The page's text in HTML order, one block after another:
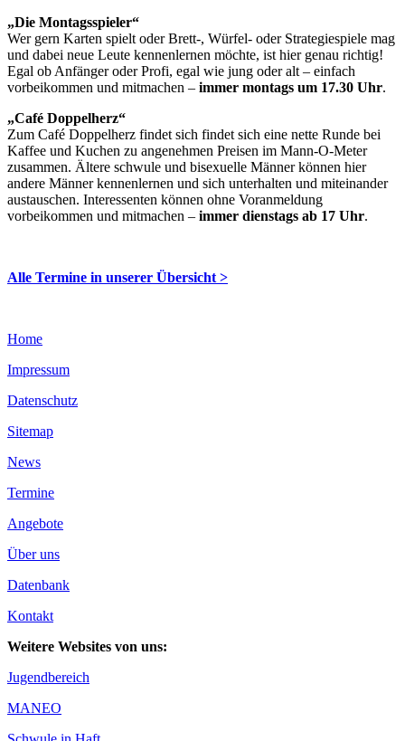
„Die Montagsspieler“
Wer gern Karten spielt oder Brett-, Würfel- oder Strategiespiele mag
und dabei neue Leute kennenlernen möchte, ist hier genau richtig!
Egal ob Anfänger oder Profi, egal wie jung oder alt – einfach
vorbeikommen und mitmachen – immer montags um 17.30 Uhr.
„Café Doppelherz“
Zum Café Doppelherz findet sich findet sich eine nette Runde bei
Kaffee und Kuchen zu angenehmen Preisen im Mann-O-Meter
zusammen. Ältere schwule und bisexuelle Männer können hier
andere Männer kennenlernen und sich unterhalten und miteinander
austauschen. Interessenten können ohne Voranmeldung
vorbeikommen und mitmachen – immer dienstags ab 17 Uhr.
Alle Termine in unserer Übersicht >
Home
Impressum
Datenschutz
Sitemap
News
Termine
Angebote
Über uns
Datenbank
Kontakt
Weitere Websites von uns:
Jugendbereich
MANEO